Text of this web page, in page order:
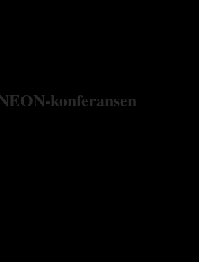
konferansen